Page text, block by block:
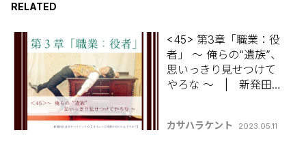
RELATED
<45> 第3章「職業：役
者」 ～ 俺らの“遺族”、
思いっきり見せつけて
やろな ～ | 新発田出
いいんですか？】
カサハラケント 2023.05.11